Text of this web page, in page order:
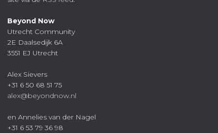
Beyond Now
Utrecht Community
2E Daalsedijk 6A
3551 EJ Utrecht
Alex Sievers
+31 6 50 68 51 75
alex@beyondnow.nl
en Annelies van der Nagel
+31 6 53 79 36 98